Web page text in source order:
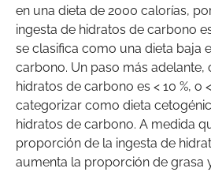
en una dieta de 2000 calorías,
ingesta de hidratos de carbono
se clasifica como una dieta baja
carbono. Un paso más adelante,
hidratos de carbono es < 10 %, o
categorizar como dieta
hidratos de carbono. A medida
proporción de la ingesta de
aumenta la proporción de grasa